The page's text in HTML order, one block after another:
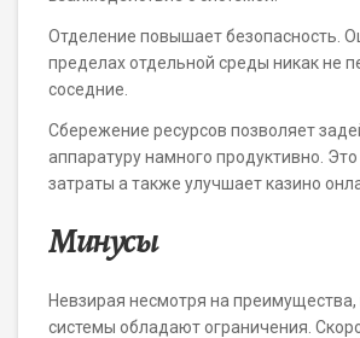
Отделение повышает безопасность.
пределах отдельной среды никак не
соседние.
Сбережение ресурсов позволяет
аппаратуру намного продуктивно.
затраты а также улучшает казино
Минусы
Невзирая несмотря на
системы обладают ограничения.